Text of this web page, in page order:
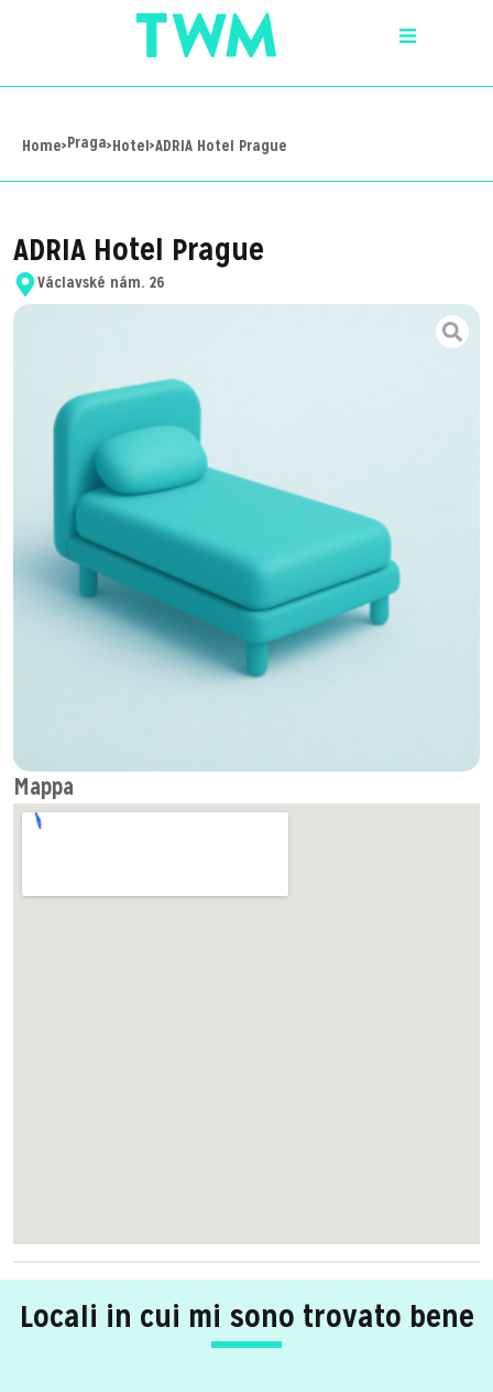
Home>Praga>Hotel>ADRIA Hotel Prague
ADRIA Hotel Prague
Václavské nám. 26
Mappa
Locali in cui mi sono trovato bene